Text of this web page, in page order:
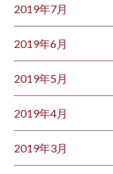
2019年7月
2019年6月
2019年5月
2019年4月
2019年3月